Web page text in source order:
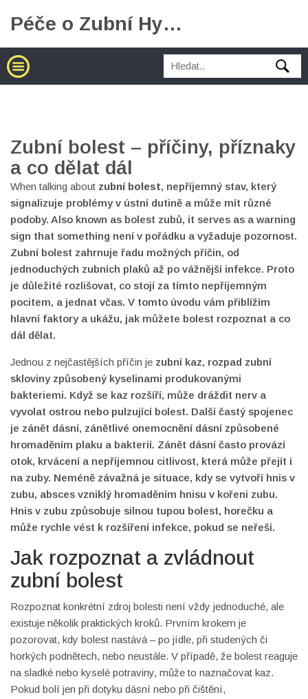
Péče o Zubní Hygienu
Zubní bolest – příčiny, příznaky
a co dělat dál
When talking about zubní bolest, nepříjemný stav, který
signalizuje problémy v ústní dutině a může mít různé
podoby. Also known as bolest zubů, it serves as a warning
sign that something není v pořádku a vyžaduje pozornost.
Zubní bolest zahrnuje řadu možných příčin, od
jednoduchých zubních plaků až po vážnější infekce. Proto
je důležité rozlišovat, co stojí za tímto nepříjemným
pocitem, a jednat včas. V tomto úvodu vám přiblížím
hlavní faktory a ukážu, jak můžete bolest rozpoznat a co
dál dělat.
Jednou z nejčastějších příčin je zubní kaz, rozpad zubní
skloviny způsobený kyselinami produkovanými
bakteriemi. Když se kaz rozšíří, může dráždit nerv a
vyvolat ostrou nebo pulzující bolest. Další častý spojenec
je zánět dásní, zánětlivé onemocnění dásní způsobené
hromaděním plaku a bakterií. Zánět dásní často provází
otok, krvácení a nepříjemnou citlivost, která může přejít i
na zuby. Neméně závažná je situace, kdy se vytvoří hnis v
zubu, absces vzniklý hromaděním hnisu v kořeni zubu.
Hnis v zubu způsobuje silnou tupou bolest, horečku a
může rychle vést k rozšíření infekce, pokud se neřeší.
Jak rozpoznat a zvládnout
zubní bolest
Rozpoznat konkrétní zdroj bolesti není vždy jednoduché, ale
existuje několik praktických kroků. Prvním krokem je
pozorovat, kdy bolest nastává – po jídle, při studených či
horkých podnětech, nebo neustále. V případě, že bolest reaguje
na sladké nebo kyselé potraviny, může to naznačovat kaz.
Pokud bolí jen při dotyku dásní nebo při čištění,